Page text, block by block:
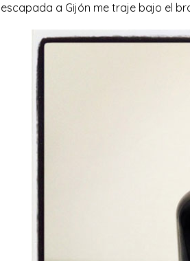
escapada a Gijón me traje bajo el